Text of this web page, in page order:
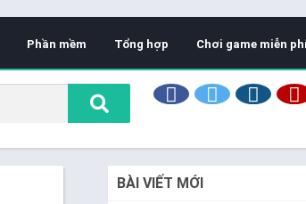
Phần mềm Tổng hợp Chơi game miễn
BÀI VIẾT MỚI